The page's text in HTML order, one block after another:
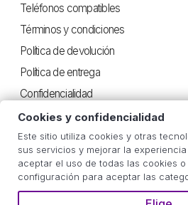
Teléfonos compatibles
Términos y condiciones
Política de devolución
Política de entrega
Confidencialidad
Útil
Instrucciones iOS
Instrucciones Android
Cookies y confidencialidad
Este sitio utiliza cookies y otras
sus servicios y mejorar la
aceptar el uso de todas las cookies
configuración para aceptar las